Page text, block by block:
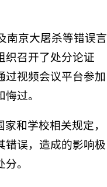
南京大屠杀等错误言
织召开了处分论证
过视频会议平台参加
过。
和学校相关规定，
错误，造成的影响极
。